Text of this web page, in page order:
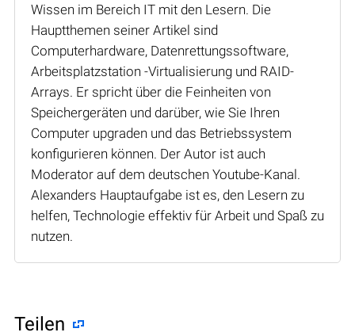
Wissen im Bereich IT mit den Lesern. Die
Hauptthemen seiner Artikel sind
Computerhardware, Datenrettungssoftware,
Arbeitsplatzstation -Virtualisierung und RAID-
Arrays. Er spricht über die Feinheiten von
Speichergeräten und darüber, wie Sie Ihren
Computer upgraden und das Betriebssystem
konfigurieren können. Der Autor ist auch
Moderator auf dem deutschen Youtube-Kanal.
Alexanders Hauptaufgabe ist es, den Lesern zu
helfen, Technologie effektiv für Arbeit und Spaß zu
nutzen.
Teilen